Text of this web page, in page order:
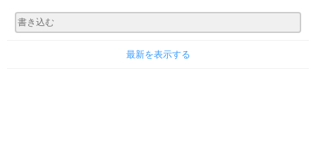
最新を表示する